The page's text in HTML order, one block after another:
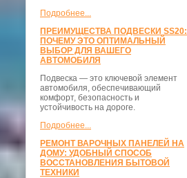
Подробнее...
ПРЕИМУЩЕСТВА ПОДВЕСКИ SS20:
ПОЧЕМУ ЭТО ОПТИМАЛЬНЫЙ
ВЫБОР ДЛЯ ВАШЕГО
АВТОМОБИЛЯ
Подвеска — это ключевой элемент
автомобиля, обеспечивающий
комфорт, безопасность и
устойчивость на дороге.
Подробнее...
РЕМОНТ ВАРОЧНЫХ ПАНЕЛЕЙ НА
ДОМУ: УДОБНЫЙ СПОСОБ
ВОССТАНОВЛЕНИЯ БЫТОВОЙ
ТЕХНИКИ